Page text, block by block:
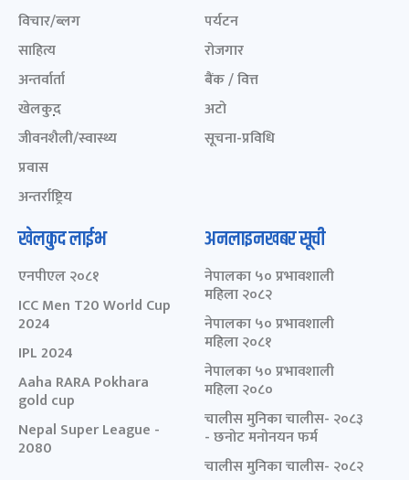
विचार/ब्लग
साहित्य
अन्तर्वार्ता
खेलकुद़़
जीवनशैली/स्वास्थ्य
प्रवास
अन्तर्राष्ट्रिय
पर्यटन
रोजगार
बैंक / वित्त
अटो
सूचना-प्रविधि
खेलकुद लाईभ
एनपीएल २०८१
ICC Men T20 World Cup
2024
IPL 2024
Aaha RARA Pokhara
gold cup
Nepal Super League -
2080
अनलाइनखबर सूची
नेपालका ५० प्रभावशाली
महिला २०८२
नेपालका ५० प्रभावशाली
महिला २०८१
नेपालका ५० प्रभावशाली
महिला २०८०
चालीस मुनिका चालीस- २०८३
- छनोट मनोनयन फर्म
चालीस मुनिका चालीस- २०८२